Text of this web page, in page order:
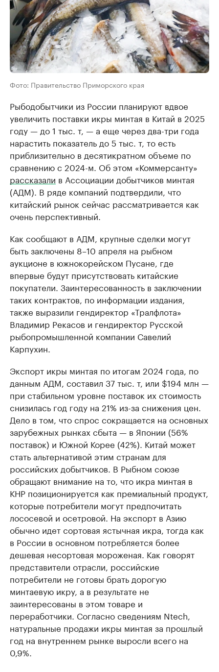
Фото: Правительство Приморского края
Рыбодобытчики из России планируют вдвое
увеличить поставки икры минтая в Китай в 2025
году — до 1 тыс. т, — а еще через два-три года
нарастить показатель до 5 тыс. т, то есть
приблизительно в десятикратном объеме по
сравнению с 2024-м. Об этом «Коммерсанту»
рассказали в Ассоциации добытчиков минтая
(АДМ). В ряде компаний подтвердили, что
китайский рынок сейчас рассматривается как
очень перспективный.
Как сообщают в АДМ, крупные сделки могут
быть заключены 8–10 апреля на рыбном
аукционе в южнокорейском Пусане, где
впервые будут присутствовать китайские
покупатели. Заинтересованность в заключении
таких контрактов, по информации издания,
также выразили гендиректор «Тралфлота»
Владимир Рекасов и гендиректор Русской
рыбопромышленной компании Савелий
Карпухин.
Экспорт икры минтая по итогам 2024 года, по
данным АДМ, составил 37 тыс. т, или $194 млн —
при стабильном уровне поставок их стоимость
снизилась год году на 21% из-за снижения цен.
Дело в том, что спрос сокращается на основных
зарубежных рынках сбыта — в Японии (56%
поставок) и Южной Корее (42%). Китай может
стать альтернативой этим странам для
российских добытчиков. В Рыбном союзе
обращают внимание на то, что икра минтая в
КНР позиционируется как премиальный продукт,
которые потребители могут предпочитать
лососевой и осетровой. На экспорт в Азию
обычно идет сортовая ястычная икра, тогда как
в России в основном потребляется более
дешевая несортовая мороженая. Как говорят
представители отрасли, российские
потребители не готовы брать дорогую
минтаевую икру, а в результате не
заинтересованы в этом товаре и
переработчики. Согласно сведениям Ntech,
натуральные продажи икры минтая за прошлый
год на внутреннем рынке выросли всего на
0,9%.